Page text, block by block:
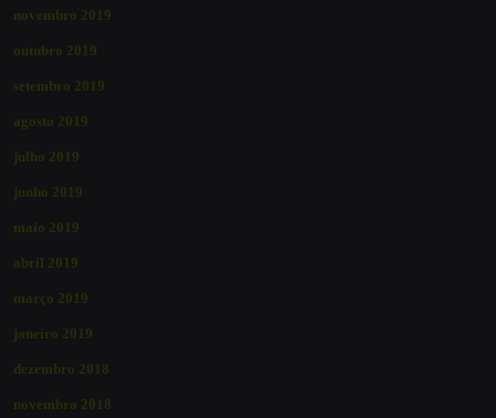
novembro 2019
outubro 2019
setembro 2019
agosto 2019
julho 2019
junho 2019
maio 2019
abril 2019
março 2019
janeiro 2019
dezembro 2018
novembro 2018